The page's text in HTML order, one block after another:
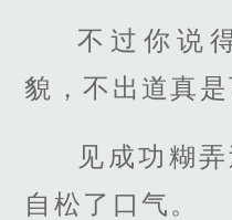
不过你说
貌，不出道真是
见成功糊
自松了口气。